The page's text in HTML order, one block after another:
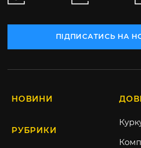
ПІДПИСАТИСЬ НА
НОВИНИ
РУБРИКИ